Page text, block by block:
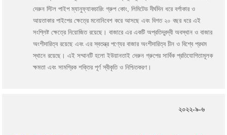
দেরুন স্টিল পাইপ ম্যানুফ্যাকচারিং গ্রুপ কোং, লিমিটেড দীর্ঘদিন ধরে বর্গাকার ও
আয়তাকার পাইপের ক্ষেত্রে মনোনিবেশ করে আসছে এবং বিগত ২০ বছর ধরে এই
সংশ্লিষ্ট ক্ষেত্রে নিয়োজিত রয়েছে। বাজারে এর একটি অপ্রতিদ্বন্দ্বী অবস্থান ও বাজার
অংশীদারিত্ব রয়েছে এবং এর স্বতন্ত্র পণ্যের বাজার অংশীদারিত্ব চীন ও বিশ্বে প্রথম
স্থানে রয়েছে। এই সম্মানটি হলো ইউয়ানতাই দেরুন গ্রুপের সার্বিক প্রতিযোগিতামূলক
ক্ষমতা এবং সামগ্রিক শক্তির পূর্ণ স্বীকৃতি ও নিশ্চিতকরণ।
২০২২-৯-৬